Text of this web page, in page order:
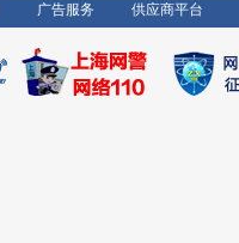
广告服务 供应商平台